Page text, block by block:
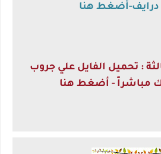
أضغط هنا
: تحميل الفايل علي جروب
مباشراّ - أضغط هنا